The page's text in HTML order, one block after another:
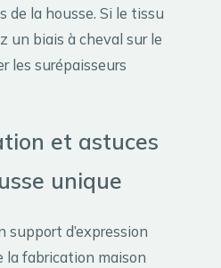
de la housse. Si le tissu
un biais à cheval sur le
les surépaisseurs
et astuces
unique
support d’expression
la fabrication maison